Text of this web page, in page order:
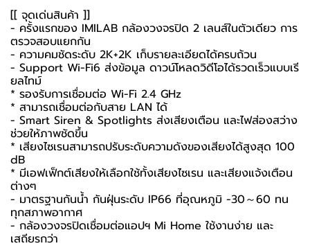
[[ จุดเด่นสินค้า ]]
- ครั้งแรกของ IMILAB กล้องวงจรปิด 2 เลนส์ในตัวเดียว การ
ตรวจสอบแยกกัน
- ความคมชัดระดับ 2K+2K เก็บรายละเอียดได้ครบถ้วน
- Support Wi-Fi6 ส่งข้อมูล ดาวน์โหลดวิดีโอได้รวดเร็วแบบเรี
ยลไทม์
* รองรับการเชื่อมต่อ Wi-Fi 2.4 GHz
* สามารถเชื่อมต่อกับสาย LAN ได้
- Smart Siren & Spotlights ส่งเสียงเตือน และไฟส่องสว่าง
ช่วยให้ภาพชัดขึ้น
* เสียงไซเรนสามารถปรับระดับความดังของเสียงได้สูงสุด 100
dB
* มีเอฟเฟ็กต์เสียงให้เลือกใช้ทั้งเสียงไซเรน และเสียงแจ้งเตือน
ต่างๆ
- มาตรฐานกันน้ำ กันฝุ่นระดับ IP66 ที่อุณหภูมิ -30～60 ทน
ทุกสภาพอากาศ
- กล้องวงจรปิดเชื่อมต่อแอปฯ Mi Home ใช้งานง่าย และ
เสถียรกว่า